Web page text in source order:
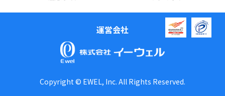
運営会社
Copyright © EWEL, Inc. All Rights Reserved.